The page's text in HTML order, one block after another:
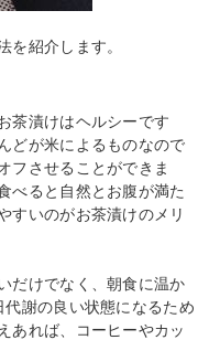
を紹介します。
茶漬けはヘルシーです
どが米によるものなので
フさせることができま
べると自然とお腹が満た
すいのがお茶漬けのメリ
だけでなく、朝食に温か
謝の良い状態になるため
あれば、コーヒーやカッ